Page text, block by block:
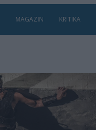
MAGAZIN KRITIKA